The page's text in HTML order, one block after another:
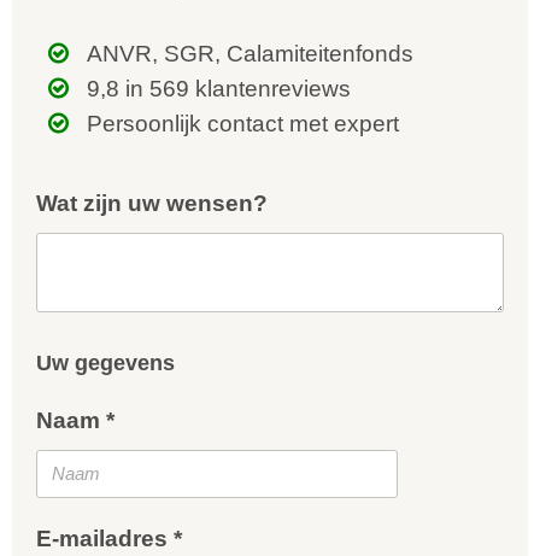
ANVR, SGR, Calamiteitenfonds
9,8 in 569 klantenreviews
Persoonlijk contact met expert
Wat zijn uw wensen?
Uw gegevens
Naam *
E-mailadres *